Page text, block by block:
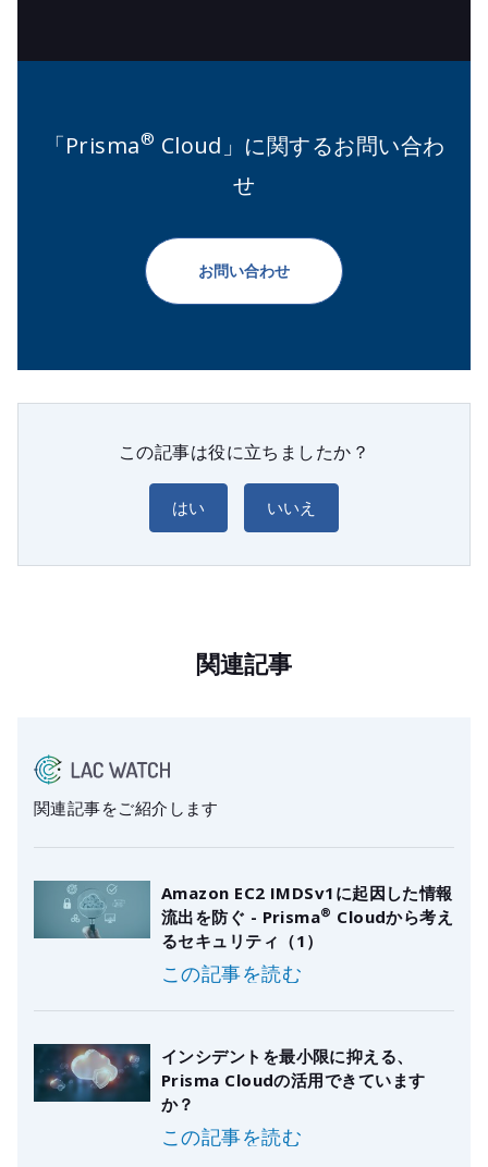
「Prisma® Cloud」に関するお問い合わ
せ
お問い合わせ
この記事は役に立ちましたか？
はい いいえ
関連記事
関連記事をご紹介します
Amazon EC2 IMDSv1に起因した情報
流出を防ぐ - Prisma® Cloudから考え
るセキュリティ（1）
この記事を読む
インシデントを最小限に抑える、
Prisma Cloudの活用できています
か？
この記事を読む